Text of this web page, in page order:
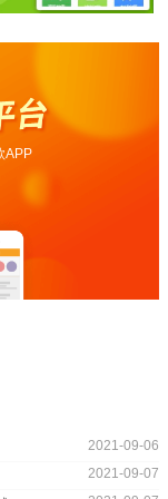
APP
2021-09-06
2021-09-07